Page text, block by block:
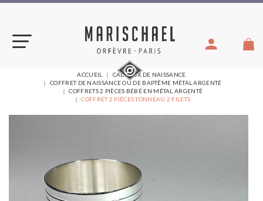
Aller
VOUS
ÊTES
ICI :
ACCUEIL
CADEAUX DE NAISSANCE
COFFRET DE NAISSANCE OU DE BAPTÊME MÉTAL ARGENTÉ
COFFRETS 2 PIÈCES BÉBÉ EN MÉTAL ARGENTÉ
COFFRET 2 PIÈCES TONNEAU 2 FILETS